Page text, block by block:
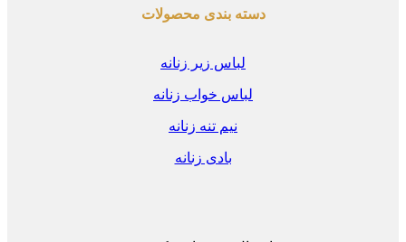
دسته بندی محصولات
لباس زیر زنانه
لباس خواب زنانه
نیم تنه زنانه
بادی زنانه